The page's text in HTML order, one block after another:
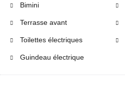
Bimini
Terrasse avant
Toilettes électriques
Guindeau électrique